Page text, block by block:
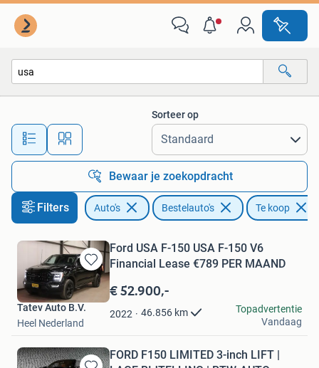
Alle afstanden…
Sorteer op
Bewaar je zoekopdracht
Filters Auto's Bestelauto's Te koop
Bewaren
in
Mijn
Favorieten
Ford USA F-150 USA F-150 V6
Financial Lease €789 PER MAAND
€ 52.900,-
2022 46.856 km
Tatev Auto B.V.
Heel Nederland
Topadvertentie
Vandaag
FORD F150 LIMITED 3-inch LIFT |